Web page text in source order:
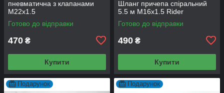
пневматична з клапанами
М22х1.5
Готово до відправки
470 ₴
Купити
Шланг причепа спіральний
5.5 м М16x1.5 Rider
Готово до відправки
490 ₴
Купити
Подарунок Подарунок